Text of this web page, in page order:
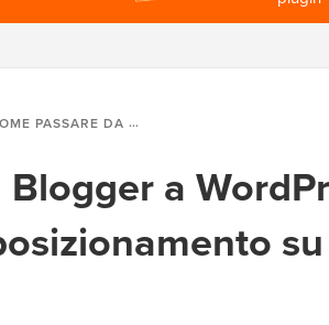
DA BLOGGER A WORDPRESS SENZA PERDERE IL POSIZIONAMENTO SU GOOGLE
a
su